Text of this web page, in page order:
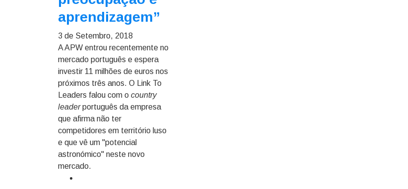
aprendizagem”
3 de Setembro, 2018
A APW entrou recentemente no
mercado português e espera
investir 11 milhões de euros nos
próximos três anos. O Link To
Leaders falou com o country
leaderportuguês da empresa
que afirma não ter
competidores em território luso
e que vê um "potencial
astronómico" neste novo
mercado.